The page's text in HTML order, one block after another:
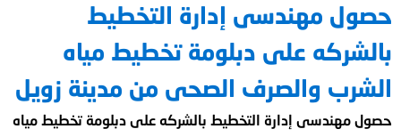
حصول مهندسى إدارة التخطيط
بالشركه على دبلومة تخطيط مياه
الشرب والصرف الصحى من مدينة زويل
حصول مهندسى إدارة التخطيط بالشركه على دبلومة تخطيط مياه